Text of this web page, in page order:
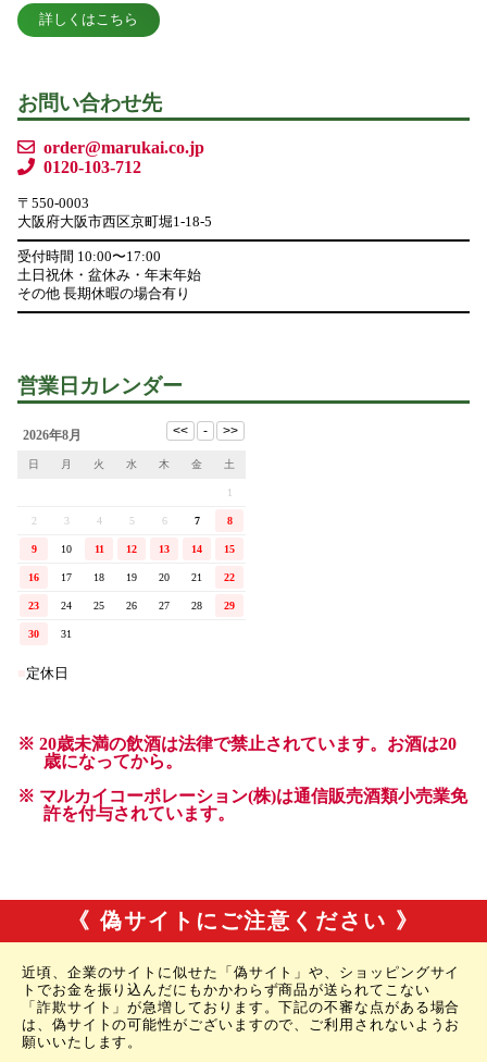
《 偽サイトにご注意ください 》
近頃、企業のサイトに似せた「偽サイト」や、ショッピングサイ
トでお金を振り込んだにもかかわらず商品が送られてこない
「詐欺サイト」が急増しております。下記の不審な点がある場合
は、偽サイトの可能性がございますので、ご利用されないようお
願いいたします。